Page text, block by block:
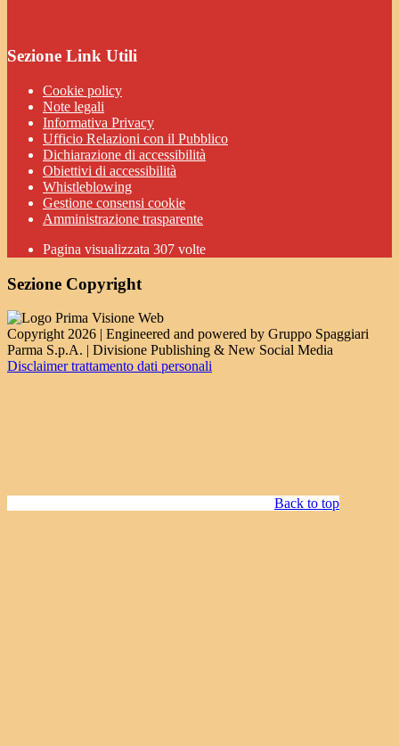
Sezione Link Utili
Cookie policy
Note legali
Informativa Privacy
Ufficio Relazioni con il Pubblico
Dichiarazione di accessibilità
Obiettivi di accessibilità
Whistleblowing
Gestione consensi cookie
Amministrazione trasparente
Pagina visualizzata 307 volte
Sezione Copyright
Copyright 2026 | Engineered and powered by Gruppo Spaggiari
Parma S.p.A. | Divisione Publishing & New Social Media
Disclaimer trattamento dati personali
Back to top